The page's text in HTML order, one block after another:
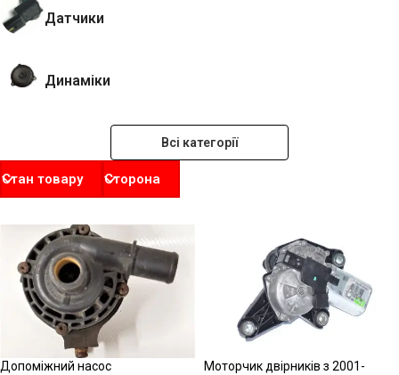
Датчики
Динаміки
Всі категорії
Стан товару Сторона
Допоміжний насос
Моторчик двірників з 2001-